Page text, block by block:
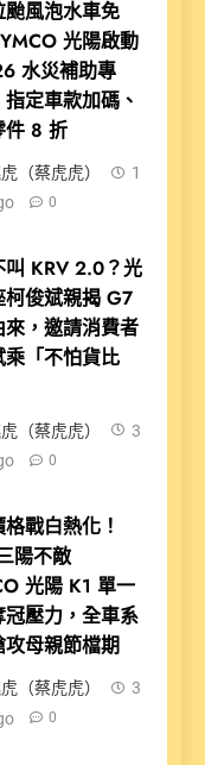
颱風泡水車免
光陽啟動
水災補助專
定車款加碼、
件 8 折
（蔡虎虎）
1
0
叫 KRV 2.0？光
柯俊斌親揭 G7
來，邀請消費者
乘「不怕貨比
（蔡虎虎）
3
0
戰白熱化！
陽不敵
光陽 K1 單一
冠壓力，全車系
攻母親節檔期
（蔡虎虎）
3
0